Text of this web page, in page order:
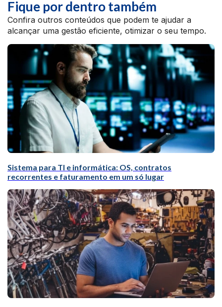
Fique por dentro também
Confira outros conteúdos que podem te ajudar a
alcançar uma gestão eficiente, otimizar o seu tempo.
Sistema para TI e informática: OS, contratos
recorrentes e faturamento em um só lugar